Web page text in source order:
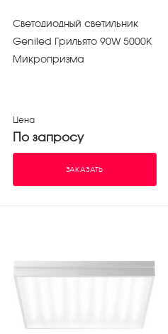
Светодиодный светильник
Geniled Грильято 90W 5000К
Микропризма
Цена
По запросу
ЗАКАЗАТЬ